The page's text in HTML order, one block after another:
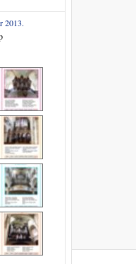
2013.